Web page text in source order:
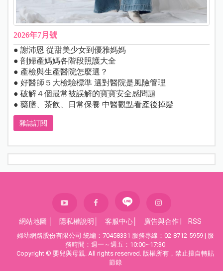
2026年7月號
● 謝沛恩 從甜美少女到優雅媽媽
● 剖婦產媽媽各階段照護大全
● 產檢與生產醫院怎麼選？
● 好醫師５大檢驗標準 選對醫院是風險管理
● 破解４個最常被誤解的寶寶安全感問題
● 藥膳、茶飲、日常保養 中醫觀點看產後掉髮
雜誌訂閱
網站地圖 隱私權說明 客服中心 廣告與合作 RSS
婦幼網路股份有限公司 統編：70458331 服務專線：02-8712-5959 | 服
務時間：週一～週五：10:00~17:30
Copyright © 嬰兒與母親. All rights reserved. 版權所有，禁止擅自轉貼
節錄